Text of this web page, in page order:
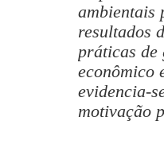
ambientais
resultados
práticas de
econômico
evidencia-
motivação